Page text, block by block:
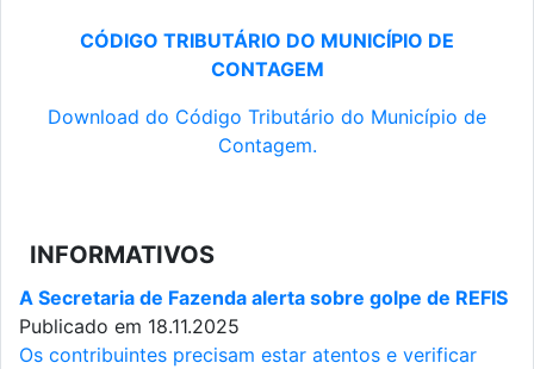
CÓDIGO TRIBUTÁRIO DO MUNICÍPIO DE
CONTAGEM
Download do Código Tributário do Município de
Contagem.
INFORMATIVOS
A Secretaria de Fazenda alerta sobre golpe de REFIS
Publicado em 18.11.2025
Os contribuintes precisam estar atentos e verificar